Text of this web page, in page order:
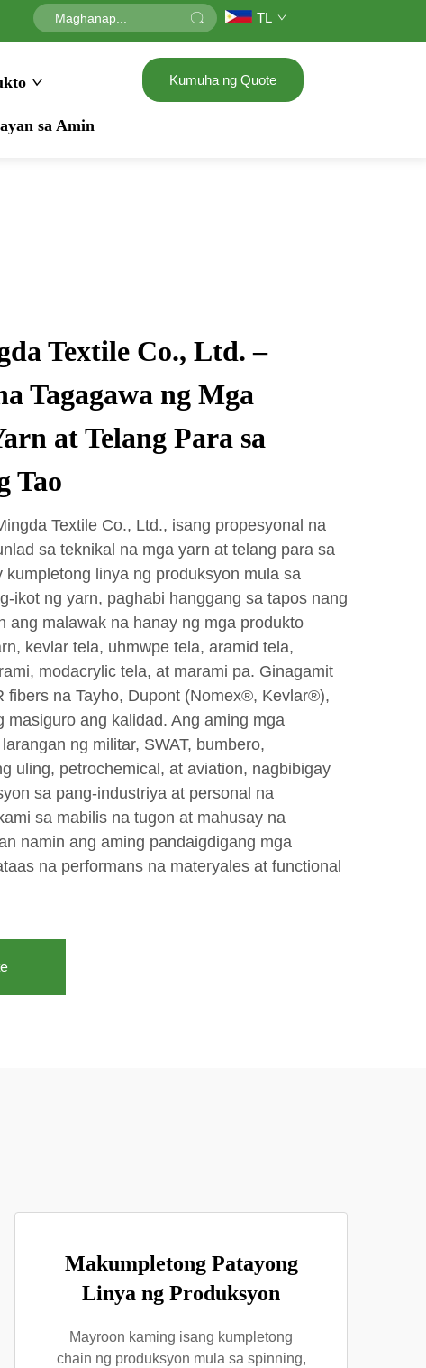
TL
sa Amin
Kumuha ng Quote
Textile Co., Ltd. –
Tagagawa ng Mga
at Telang Para sa
Tao
Textile Co., Ltd., isang propesyonal na
sa teknikal na mga yarn at telang para sa
kumpletong linya ng produksyon mula sa
ikot ng yarn, paghabi hanggang sa tapos nang
ang malawak na hanay ng mga produkto
kevlar tela, uhmwpe tela, aramid tela,
modacrylic tela, at marami pa. Ginagamit
fibers na Tayho, Dupont (Nomex®, Kevlar®),
masiguro ang kalidad. Ang aming mga
ng militar, SWAT, bumbero,
uling, petrochemical, at aviation, nagbibigay
sa pang-industriya at personal na
sa mabilis na tugon at mahusay na
namin ang aming pandaigdigang mga
na performans na materyales at functional
Makumpletong Patayong
Linya ng Produksyon
Mayroon kaming isang kumpletong
chain ng produksyon mula sa spinning,